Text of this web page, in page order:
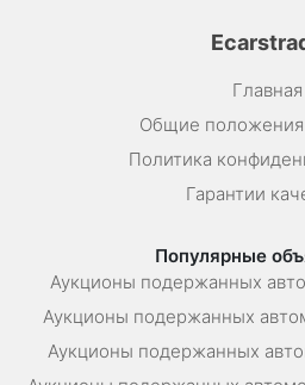
Главная
Общие положения
Политика
Гарантии
Популярные
Аукционы подержанных
Аукционы подержанных
Аукционы подержанных